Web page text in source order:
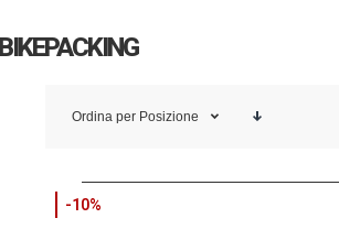
Ordina per Posizione
-10%